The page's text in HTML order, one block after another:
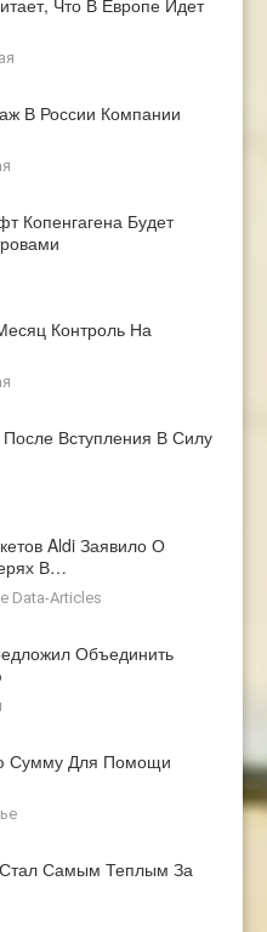
В России Компании
Копенгагена Будет
Контроль На
Вступления В Силу
Aldi Заявило О
В…
Data-Articles
Объединить
Сумму Для Помощи
Самым Теплым За